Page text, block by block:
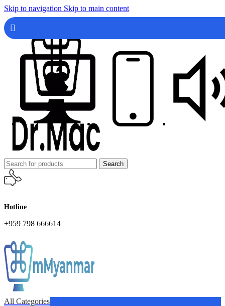
Skip to navigation Skip to main content
Search
Hotline
+959 798 666614
All Categories